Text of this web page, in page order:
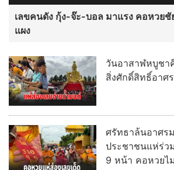
เลขคนดัง กุ้ง-จ๊ะ-บอล มาแรง คอหวยชั
แผง
วันอาสาฬหบูชา
สิ่งศักดิ์สิทธิ์อาศ
ศรัทธาล้นอาศร
ประชาชนแห่ร่
9 หน้า คอหวยไ